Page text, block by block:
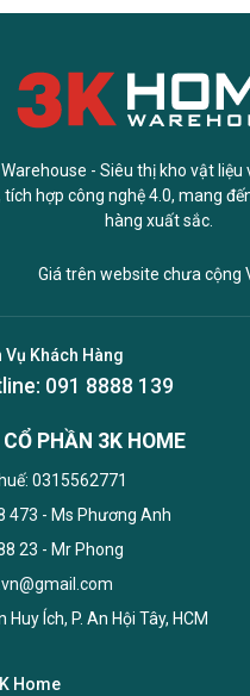
- Siêu thị kho vật
tích hợp công nghệ 4.0, mang
hàng xuất sắc.
Giá trên website chưa cộng
Vụ Khách Hàng
091 8888 139
PHẦN 3K HOME
0315562771
473 - Ms Phương Anh
23 - Mr Phong
Huy Ích, P. An Hội Tây, HCM
Home